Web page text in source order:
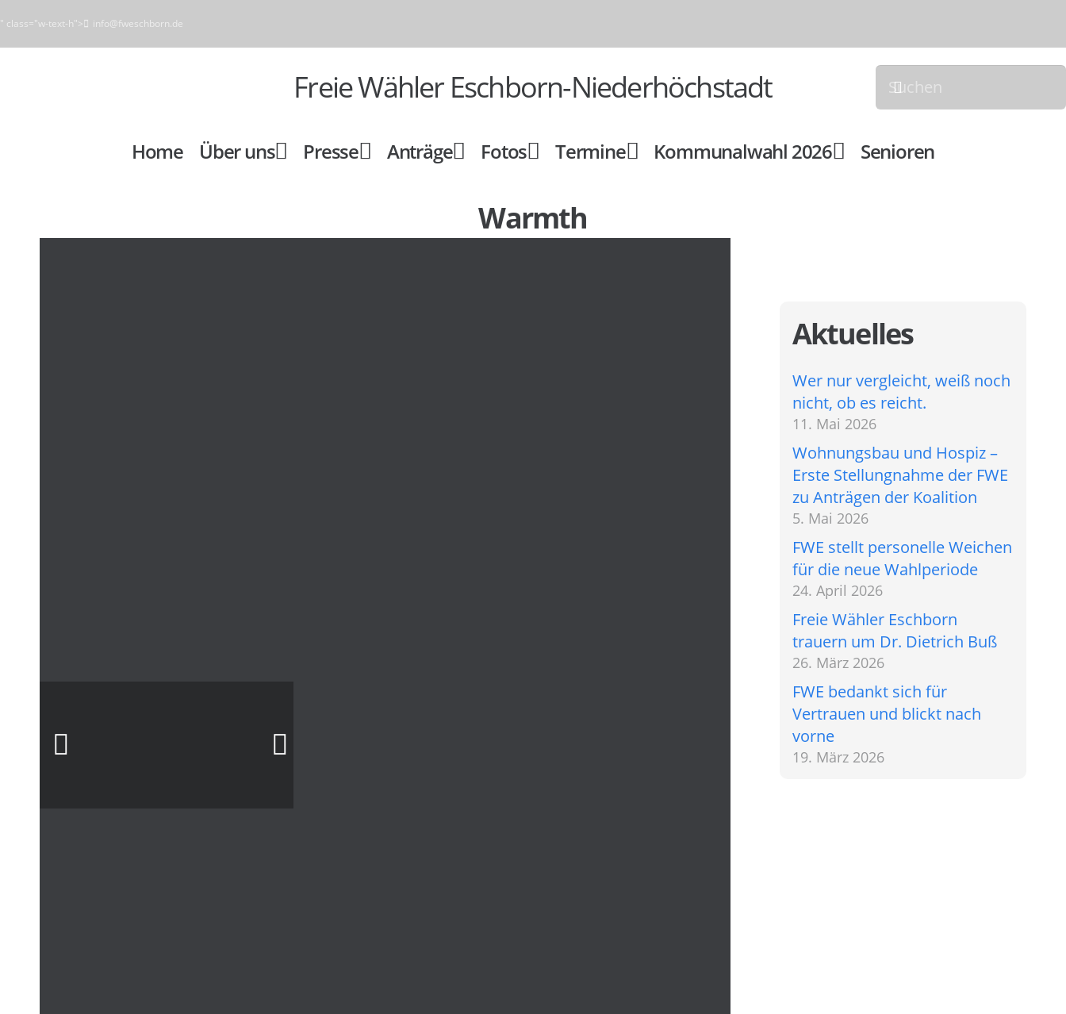
" class="w-text-h"> info@fweschborn.de
Freie Wähler Eschborn-Niederhöchstadt
Home Über uns Presse Anträge Fotos Termine Kommunalwahl 2026 Senioren
Warmth
Aktuelles
Wer nur vergleicht, weiß noch
nicht, ob es reicht.
11. Mai 2026
Wohnungsbau und Hospiz –
Erste Stellungnahme der FWE
zu Anträgen der Koalition
5. Mai 2026
FWE stellt personelle Weichen
für die neue Wahlperiode
24. April 2026
Freie Wähler Eschborn
trauern um Dr. Dietrich Buß
26. März 2026
FWE bedankt sich für
Vertrauen und blickt nach
vorne
19. März 2026